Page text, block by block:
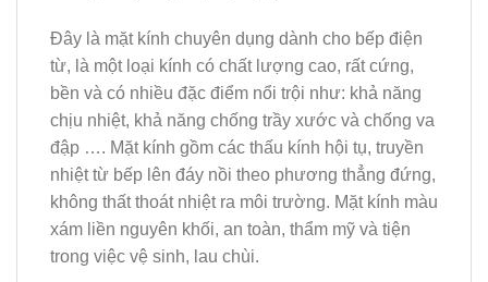
Đây là mặt kính chuyên dụng dành cho bếp điện
từ, là một loại kính có chất lượng cao, rất cứng,
bền và có nhiều đặc điểm nổi trội như: khả năng
chịu nhiệt, khả năng chống trầy xước và chống va
đập …. Mặt kính gồm các thấu kính hội tụ, truyền
nhiệt từ bếp lên đáy nồi theo phương thẳng đứng,
không thất thoát nhiệt ra môi trường. Mặt kính màu
xám liền nguyên khối, an toàn, thẩm mỹ và tiện
trong việc vệ sinh, lau chùi.